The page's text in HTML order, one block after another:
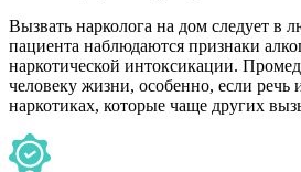
Вызвать нарколога на дом следует в
пациента наблюдаются признаки
наркотической интоксикации.
человеку жизни, особенно, если
наркотиках, которые чаще других